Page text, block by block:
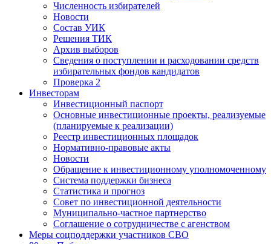
Численность избирателей
Новости
Состав УИК
Решения ТИК
Архив выборов
Сведения о поступлении и расходовании средств
избирательных фондов кандидатов
Проверка 2
Инвесторам
Инвестиционный паспорт
Основные инвестиционные проекты, реализуемые
(планируемые к реализации)
Реестр инвестиционных площадок
Нормативно-правовые акты
Новости
Обращение к инвестиционному уполномоченному
Система поддержки бизнеса
Статистика и прогноз
Совет по инвестиционной деятельности
Муниципально-частное партнерство
Соглашение о сотрудничестве с агенством
Меры соцподдержки участников СВО